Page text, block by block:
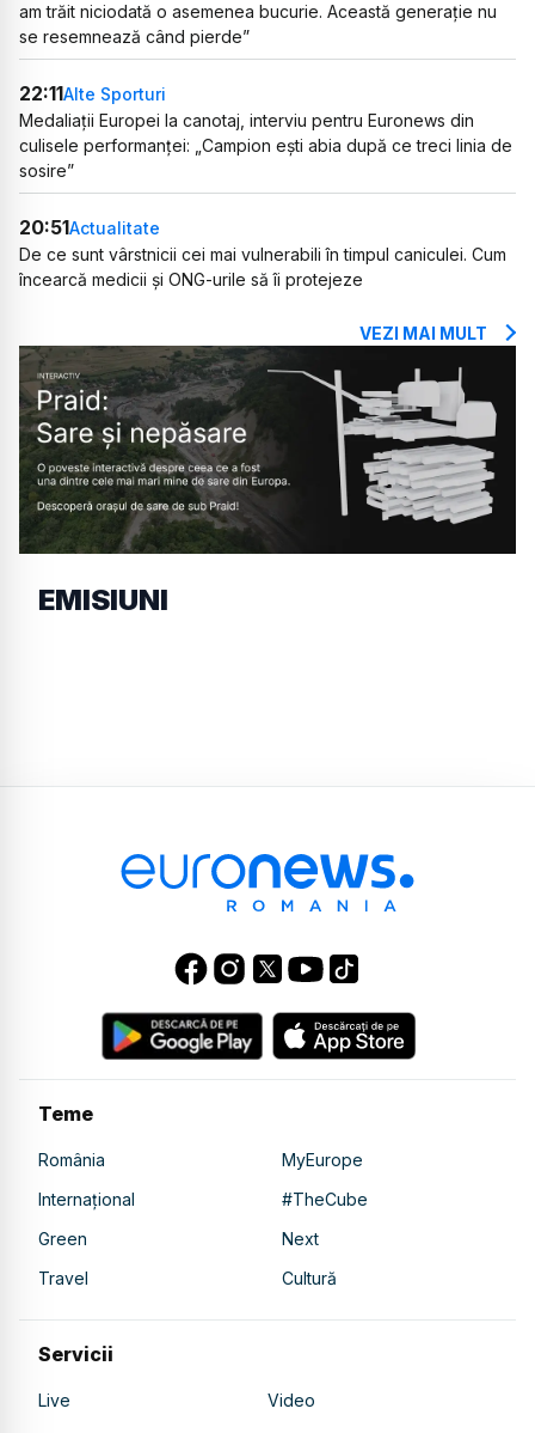
am trăit niciodată o asemenea bucurie. Această generație nu
se resemnează când pierde”
22:11Alte Sporturi
Medaliații Europei la canotaj, interviu pentru Euronews din
culisele performanței: „Campion ești abia după ce treci linia de
sosire”
20:51Actualitate
De ce sunt vârstnicii cei mai vulnerabili în timpul caniculei. Cum
încearcă medicii și ONG-urile să îi protejeze
VEZI MAI MULT
EMISIUNI
Teme
România
MyEurope
Internațional
#TheCube
Green
Next
Travel
Cultură
Servicii
Live
Video